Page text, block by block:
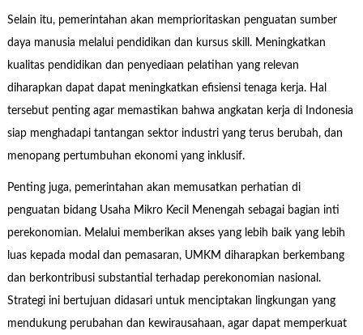
Selain itu, pemerintahan akan memprioritaskan penguatan sumber
daya manusia melalui pendidikan dan kursus skill. Meningkatkan
kualitas pendidikan dan penyediaan pelatihan yang relevan
diharapkan dapat dapat meningkatkan efisiensi tenaga kerja. Hal
tersebut penting agar memastikan bahwa angkatan kerja di Indonesia
siap menghadapi tantangan sektor industri yang terus berubah, dan
menopang pertumbuhan ekonomi yang inklusif.
Penting juga, pemerintahan akan memusatkan perhatian di
penguatan bidang Usaha Mikro Kecil Menengah sebagai bagian inti
perekonomian. Melalui memberikan akses yang lebih baik yang lebih
luas kepada modal dan pemasaran, UMKM diharapkan berkembang
dan berkontribusi substantial terhadap perekonomian nasional.
Strategi ini bertujuan didasari untuk menciptakan lingkungan yang
mendukung perubahan dan kewirausahaan, agar dapat memperkuat